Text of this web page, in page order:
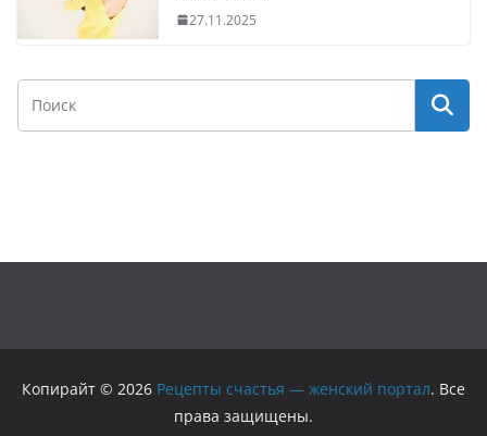
27.11.2025
Копирайт © 2026 Рецепты счастья — женский портал. Все
права защищены.